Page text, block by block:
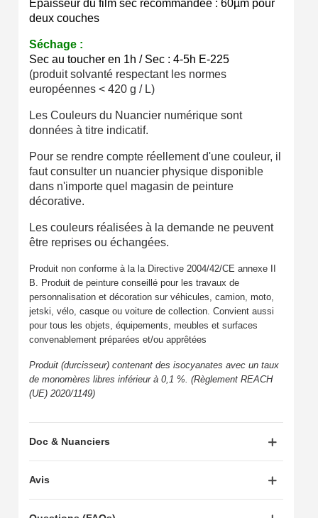
Epaisseur du film sec recommandée : 60µm pour
deux couches
Séchage :
Sec au toucher en 1h / Sec : 4-5h E-225
(produit solvanté respectant les normes
européennes < 420 g / L)
Les Couleurs du Nuancier numérique sont
données à titre indicatif.
Pour se rendre compte réellement d'une couleur, il
faut consulter un nuancier physique disponible
dans n'importe quel magasin de peinture
décorative.
Les couleurs réalisées à la demande ne peuvent
être reprises ou échangées.
Produit non conforme à la la Directive 2004/42/CE annexe II
B. Produit de peinture conseillé pour les travaux de
personnalisation et décoration sur véhicules, camion, moto,
jetski, vélo, casque ou voiture de collection. Convient aussi
pour tous les objets, équipements, meubles et surfaces
convenablement préparées et/ou apprêtées
Produit (durcisseur) contenant des isocyanates avec un taux
de monomères libres inférieur à 0,1 %. (Règlement REACH
(UE) 2020/1149)
Doc & Nuanciers
Avis